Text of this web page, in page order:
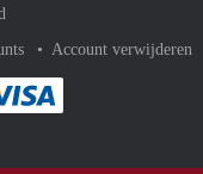
Account verwijderen
Paypalaf met Mastercard
gemakkelijk af met Meastro